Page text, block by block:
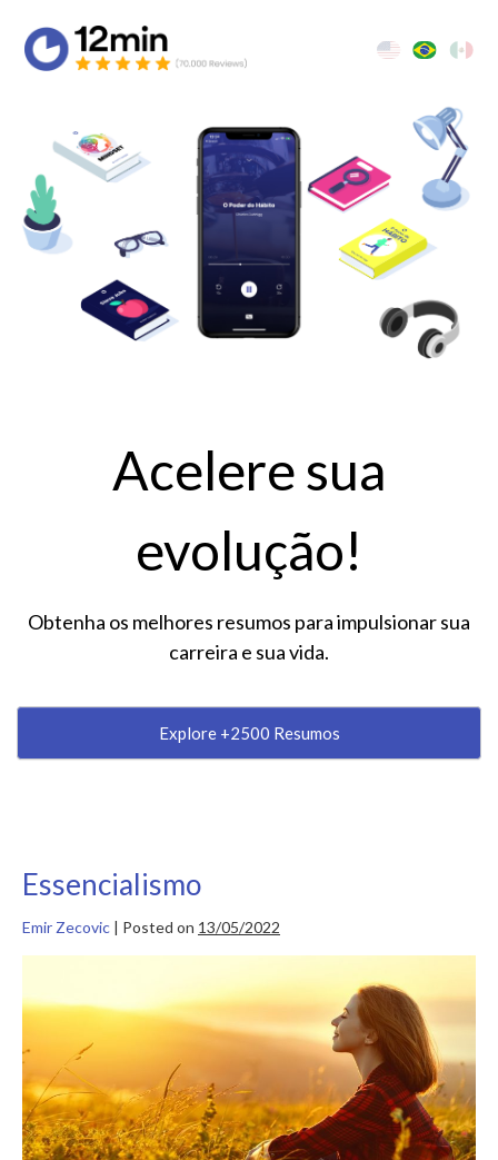
Acelere sua
evolução!
Obtenha os melhores resumos para impulsionar sua
carreira e sua vida.
Explore +2500 Resumos
Essencialismo
Emir Zecovic | Posted on 13/05/2022